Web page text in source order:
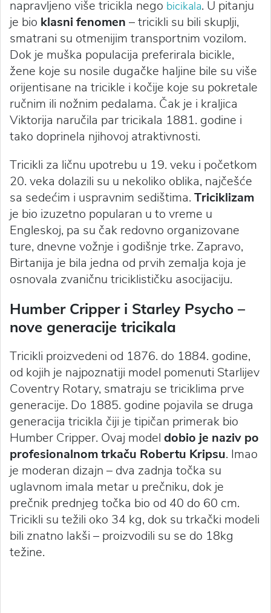
napravljeno više tricikla nego bicikala. U pitanju
je bio klasni fenomen – tricikli su bili skuplji,
smatrani su otmenijim transportnim vozilom.
Dok je muška populacija preferirala bicikle,
žene koje su nosile dugačke haljine bile su više
orijentisane na tricikle i kočije koje su pokretale
ručnim ili nožnim pedalama. Čak je i kraljica
Viktorija naručila par tricikala 1881. godine i
tako doprinela njihovoj atraktivnosti.
Tricikli za ličnu upotrebu u 19. veku i početkom
20. veka dolazili su u nekoliko oblika, najčešće
sa sedećim i uspravnim sedištima. Triciklizam
je bio izuzetno popularan u to vreme u
Engleskoj, pa su čak redovno organizovane
ture, dnevne vožnje i godišnje trke. Zapravo,
Birtanija je bila jedna od prvih zemalja koja je
osnovala zvaničnu triciklističku asocijaciju.
Humber Cripper i Starley Psycho –
nove generacije tricikala
Tricikli proizvedeni od 1876. do 1884. godine,
od kojih je najpoznatiji model pomenuti Starlijev
Coventry Rotary, smatraju se triciklima prve
generacije. Do 1885. godine pojavila se druga
generacija tricikla čiji je tipičan primerak bio
Humber Cripper. Ovaj model dobio je naziv po
profesionalnom trkaču Robertu Kripsu. Imao
je moderan dizajn – dva zadnja točka su
uglavnom imala metar u prečniku, dok je
prečnik prednjeg točka bio od 40 do 60 cm.
Tricikli su težili oko 34 kg, dok su trkački modeli
bili znatno lakši – proizvodili su se do 18kg
težine.